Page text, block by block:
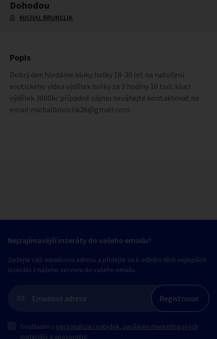
Dohodou
MICHAL BRUNCLIK
Popis
Dobrý den hledáme kluky holky 18-30 let na natočení
erotického videa výdělek holky za 3 hodiny 10 tisíc kluci
výdělek 3000kc případně zájmu neváhejte kontaktovat na
email michalbrunclik26@gmail.com
Nejzajímavější inzeráty do vašeho emailu?
Zadejte vaši emailovou adresu a přidejte se k odběru těch nejlepších
inzerátu z našeho serveru do vašeho emailu.
Souhlasím s personalizací nabídek, zasíláním marketingových
materiálů a upozornění.